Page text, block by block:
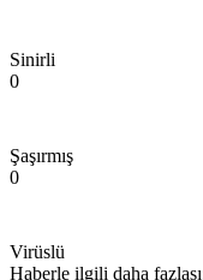
Sinirli
0
Şaşırmış
0
Virüslü
Haberle ilgili daha